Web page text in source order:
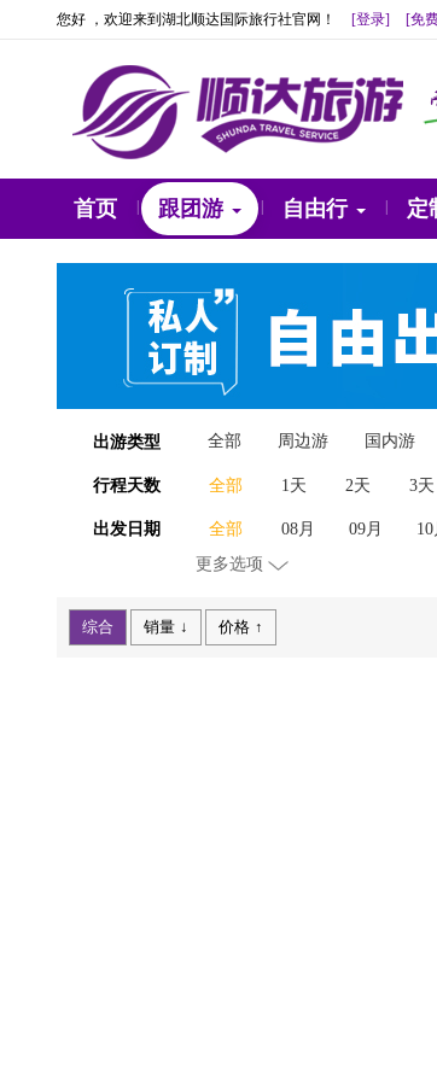
您好 ，欢迎来到湖北顺达国际旅行社官网！ [登录] [免
首页 跟团游 自由行 定
出游类型 全部 周边游 国内游
行程天数 全部 1天 2天 3天
出发日期 全部 08月 09月 10
更多选项
综合 销量 ↓ 价格 ↑